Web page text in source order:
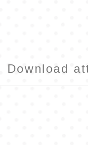
Download